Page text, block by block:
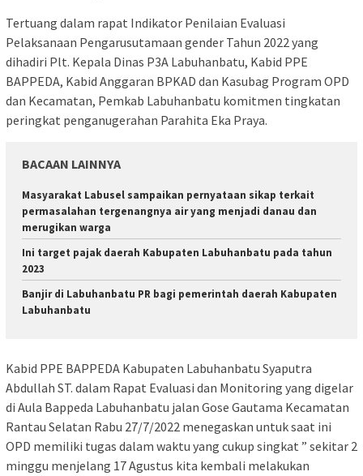
Tertuang dalam rapat Indikator Penilaian Evaluasi
Pelaksanaan Pengarusutamaan gender Tahun 2022 yang
dihadiri Plt. Kepala Dinas P3A Labuhanbatu, Kabid PPE
BAPPEDA, Kabid Anggaran BPKAD dan Kasubag Program OPD
dan Kecamatan, Pemkab Labuhanbatu komitmen tingkatan
peringkat penganugerahan Parahita Eka Praya.
BACAAN LAINNYA
Masyarakat Labusel sampaikan pernyataan sikap terkait
permasalahan tergenangnya air yang menjadi danau dan
merugikan warga
Ini target pajak daerah Kabupaten Labuhanbatu pada tahun
2023
Banjir di Labuhanbatu PR bagi pemerintah daerah Kabupaten
Labuhanbatu
Kabid PPE BAPPEDA Kabupaten Labuhanbatu Syaputra
Abdullah ST. dalam Rapat Evaluasi dan Monitoring yang digelar
di Aula Bappeda Labuhanbatu jalan Gose Gautama Kecamatan
Rantau Selatan Rabu 27/7/2022 menegaskan untuk saat ini
OPD memiliki tugas dalam waktu yang cukup singkat ” sekitar 2
minggu menjelang 17 Agustus kita kembali melakukan